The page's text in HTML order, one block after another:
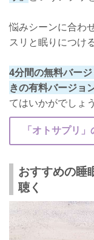
悩みシーンに合わ
スリと眠りにつけ
4分間の無料バー
きの有料バージョ
てはいかがでしょう
「オトサプリ
おすすめの睡
聴く